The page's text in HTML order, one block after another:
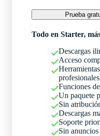
Prueba
Todo en Starter,
Descargas
Acceso
profesionales
Funciones
Un paquete
Sin
Descargas
Soporte
Sin anuncios